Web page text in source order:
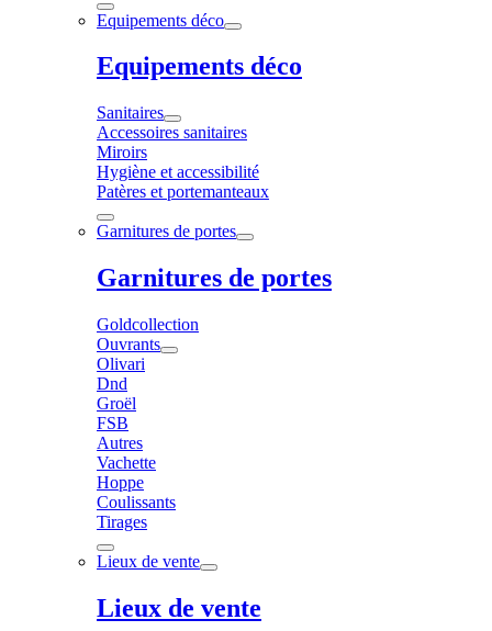
Equipements déco
Equipements déco
Sanitaires
Accessoires sanitaires
Miroirs
Hygiène et accessibilité
Patères et portemanteaux
Garnitures de portes
Garnitures de portes
Goldcollection
Ouvrants
Olivari
Dnd
Groël
FSB
Autres
Vachette
Hoppe
Coulissants
Tirages
Lieux de vente
Lieux de vente